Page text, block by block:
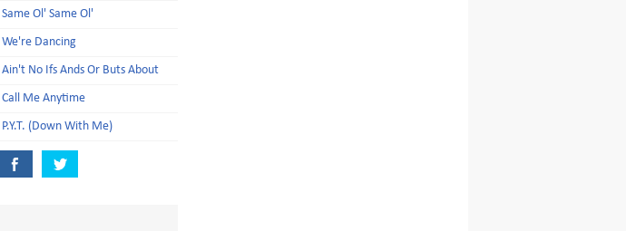
Same Ol' Same Ol'
We're Dancing
Ain't No Ifs Ands Or Buts About
Call Me Anytime
P.Y.T. (Down With Me)